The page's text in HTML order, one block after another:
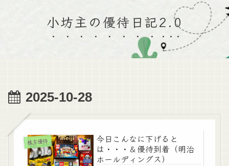
小坊主の優待日記2.0
2025-10-28
株主優待
今日こんなに下げると
は・・・＆優待到着（明治
ホールディングス）